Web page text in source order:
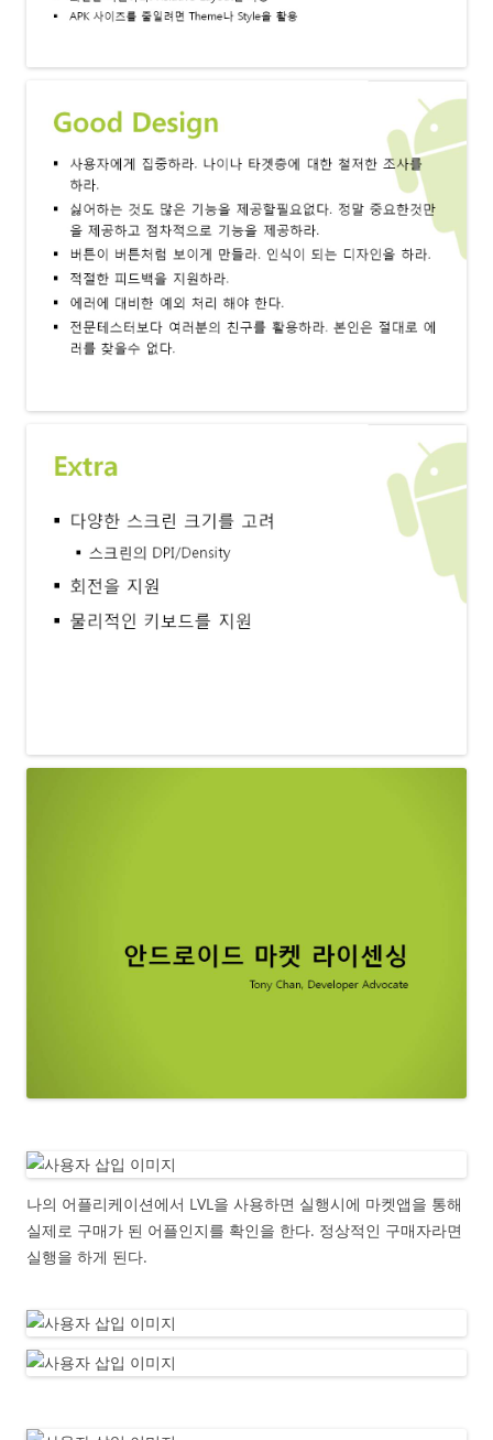
나의 어플리케이션에서 LVL을 사용하면 실행시에 마켓앱을 통해
실제로 구매가 된 어플인지를 확인을 한다. 정상적인 구매자라면
실행을 하게 된다.